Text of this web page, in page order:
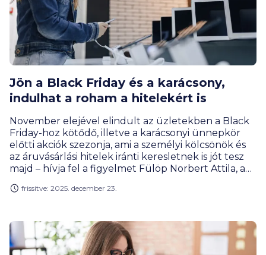
Jön a Black Friday és a karácsony,
indulhat a roham a hitelekért is
November elejével elindult az üzletekben a Black
Friday-hoz kötődő, illetve a karácsonyi ünnepkör
előtti akciók szezonja, ami a személyi kölcsönök és
az áruvásárlási hitelek iránti keresletnek is jót tesz
majd – hívja fel a figyelmet Fülöp Norbert Attila, a
kölcsönöknél az év végi időszaktól függetlenül is az
képest.
frissítve: 2025. december 23.